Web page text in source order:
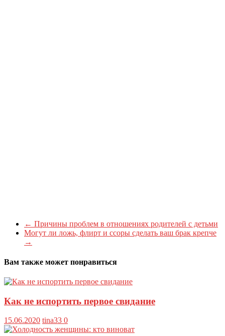
← Причины проблем в отношениях родителей с детьми
Могут ли ложь, флирт и ссоры сделать ваш брак крепче
→
Вам также может понравиться
Как не испортить первое свидание
15.06.2020 tina33 0